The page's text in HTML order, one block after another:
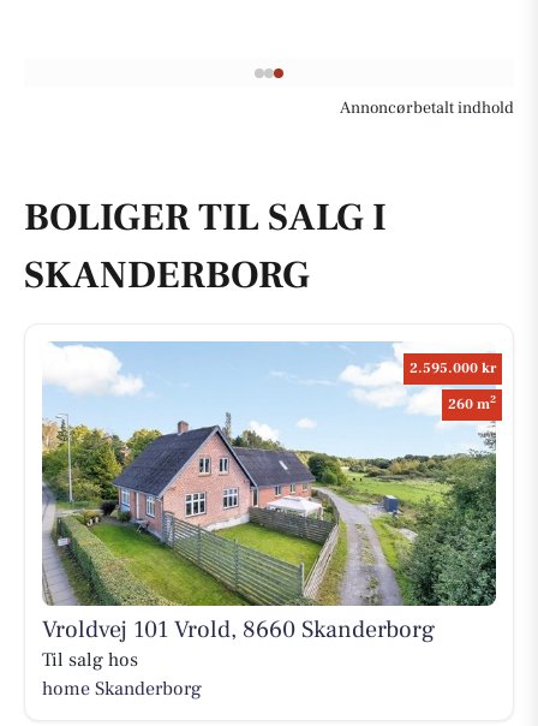
Annoncørbetalt indhold
BOLIGER TIL SALG I
SKANDERBORG
2.595.000 kr
260 m2
Vroldvej 101 Vrold, 8660 Skanderborg
Til salg hos
home Skanderborg